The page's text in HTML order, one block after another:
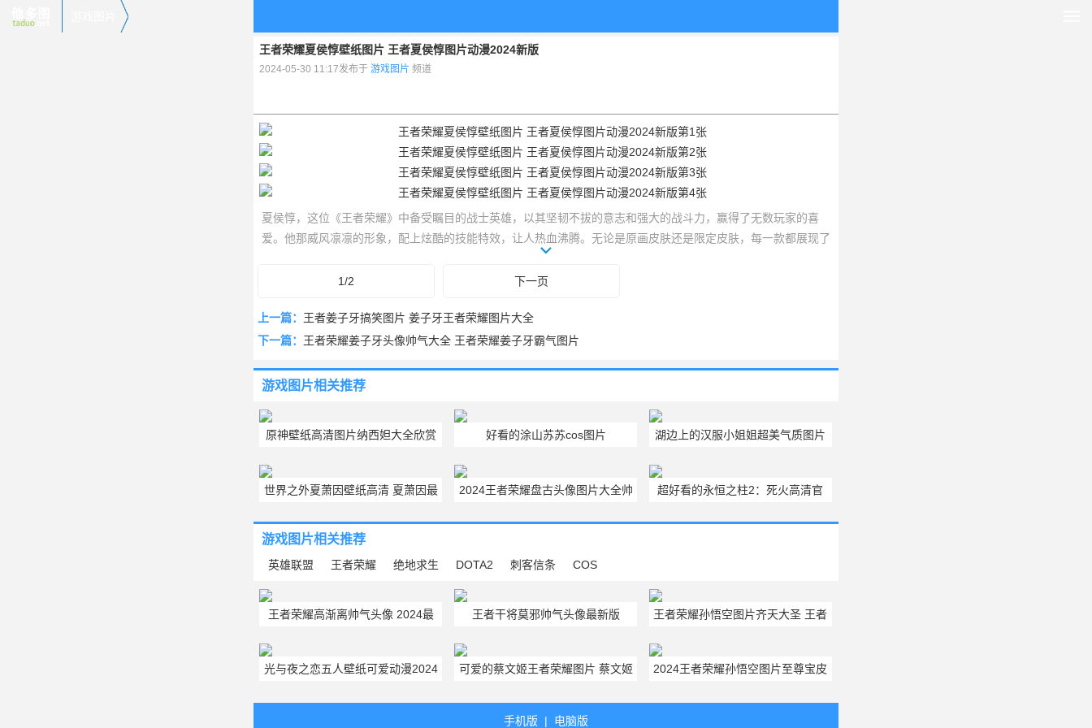
王者荣耀夏侯惇壁纸图片 王者夏侯惇图片动漫2024新版
2024-05-30 11:17发布于游戏图片 频道
夏侯惇，这位《王者荣耀》中备受瞩目的战士英雄，以其坚韧不拔的意志和强大的战斗力，赢得了无数玩家的喜
爱。他那威风凛凛的形象，配上炫酷的技能特效，让人热血沸腾。无论是原画皮肤还是限定皮肤，每一款都展现了
夏侯惇独特的魅力。这些高清壁纸，将为你带来视觉上的盛宴，让你随时随地感受夏侯惇的英雄气概。
1/2
下一页
上一篇： 王者姜子牙搞笑图片 姜子牙王者荣耀图片大全
下一篇： 王者荣耀姜子牙头像帅气大全 王者荣耀姜子牙霸气图片
游戏图片相关推荐
原神壁纸高清图片纳西妲大全欣赏 好看的涂山苏苏cos图片
湖边上的汉服小姐姐超美气质图片
世界之外夏萧因壁纸高清 夏萧因最
2024王者荣耀盘古头像图片大全帅
超好看的永恒之柱2：死火高清官
游戏图片相关推荐
英雄联盟 王者荣耀 绝地求生 DOTA2 刺客信条 COS
王者荣耀高渐离帅气头像 2024最
王者干将莫邪帅气头像最新版
王者荣耀孙悟空图片齐天大圣 王者
光与夜之恋五人壁纸可爱动漫2024
可爱的蔡文姬王者荣耀图片 蔡文姬
2024王者荣耀孙悟空图片至尊宝皮
手机版 | 电脑版